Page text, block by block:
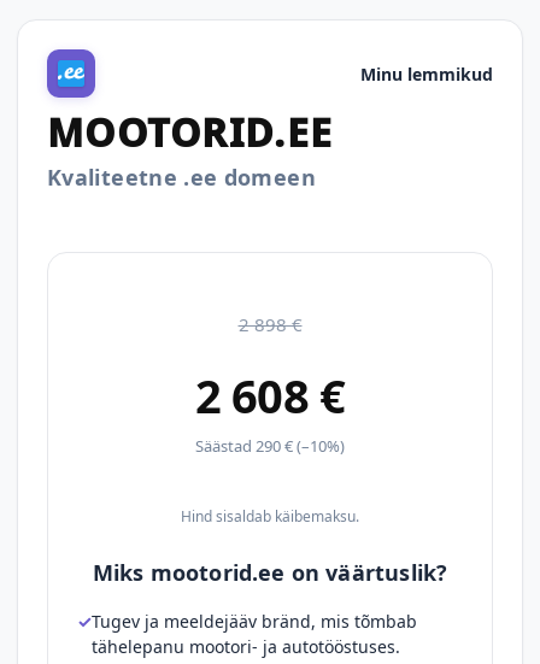
Minu lemmikud
MOOTORID.EE
Kvaliteetne .ee domeen
2 898 €
2 608 €
Säästad 290 € (–10%)
Hind sisaldab käibemaksu.
Miks mootorid.ee on väärtuslik?
Tugev ja meeldejääv bränd, mis tõmbab
tähelepanu mootori- ja autotööstuses.